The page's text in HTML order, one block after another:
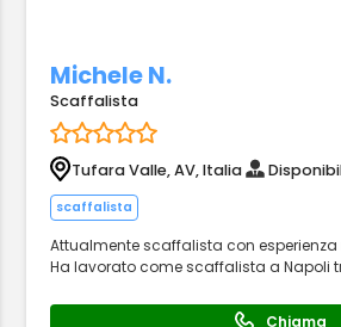
Michele N.
Scaffalista
Tufara Valle, AV, Italia
scaffalista
Attualmente scaffalista con esperienza
Ha lavorato come scaffalista a Napoli
Chiama